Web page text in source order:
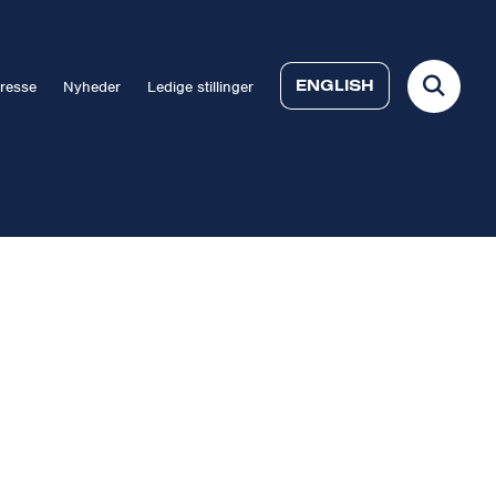
Nyheder Ledige stillinger ENGLISH